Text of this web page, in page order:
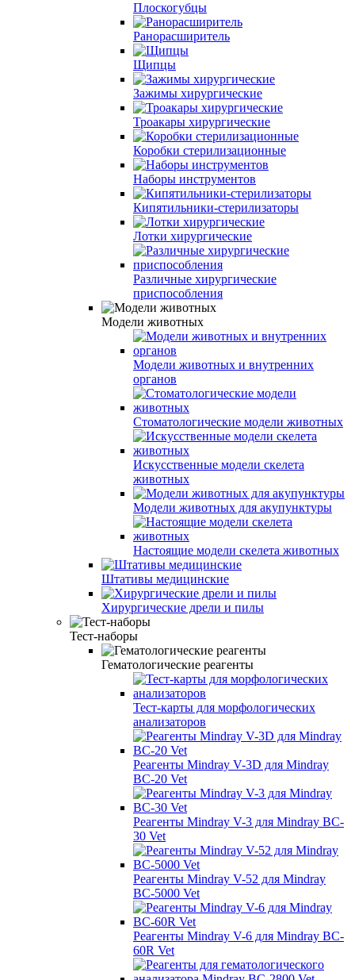
Плоскогубцы
Ранорасширитель
Щипцы
Зажимы хирургические
Троакары хирургические
Коробки стерилизационные
Наборы инструментов
Кипятильники-стерилизаторы
Лотки хирургические
Различные хирургические
приспособления
Модели животных
Модели животных и внутренних
органов
Стоматологические модели животных
Искусственные модели скелета
животных
Модели животных для акупунктуры
Настоящие модели скелета животных
Штативы медицинские
Хирургические дрели и пилы
Тест-наборы
Гематологические реагенты
Тест-карты для морфологических
анализаторов
Реагенты Mindray V-3D для Mindray
BC-20 Vet
Реагенты Mindray V-3 для Mindray BC-
30 Vet
Реагенты Mindray V-52 для Mindray
BC-5000 Vet
Реагенты Mindray V-6 для Mindray BC-
60R Vet